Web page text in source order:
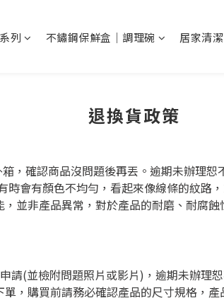
列 不鏽鋼保鮮盒｜調理碗 居家清
退換貨政策
，確認商品沒問題後再丟。逾期未辦理恕
會有顏色不均勻，看起來像線條的紋路
並非產品異常，對於產品的耐磨、耐腐
請(並檢附問題照片或影片)，逾期未辦理
，購買前請務必確認產品的尺寸規格，